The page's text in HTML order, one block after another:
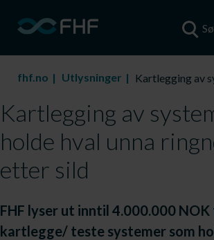
fhf.no Utlysninger
Kartlegging av
holde hval unna
etter sild
FHF lyser ut inntil 4.000.000 NOK
kartlegge/ teste systemer som